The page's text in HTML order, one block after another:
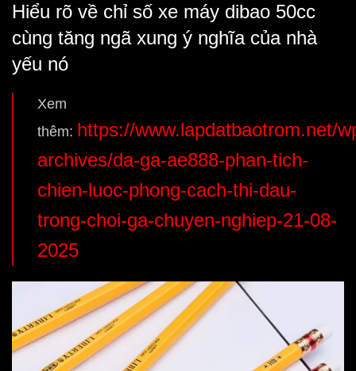
Hiểu rõ về chỉ số xe máy dibao 50cc
cùng tăng ngã xung ý nghĩa của nhà
yếu nó
Xem
thêm: https://www.lapdatbaotrom.net/
archives/da-ga-ae888-phan-tich-
chien-luoc-phong-cach-thi-dau-
trong-choi-ga-chuyen-nghiep-21-08-
2025